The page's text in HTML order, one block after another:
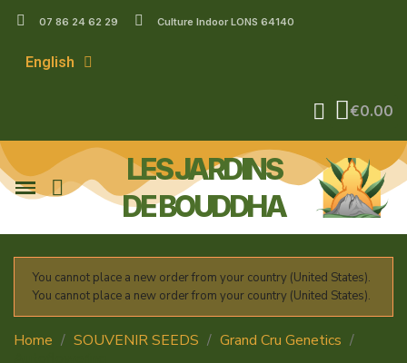
07 86 24 62 29 Culture Indoor LONS 64140
English
€0.00
LES JARDINS
DE BOUDDHA
You cannot place a new order from your country (United States).
You cannot place a new order from your country (United States).
Home SOUVENIR SEEDS
Grand Cru Genetics